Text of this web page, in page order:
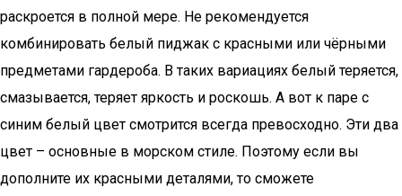
раскроется в полной мере. Не рекомендуется
комбинировать белый пиджак с красными или чёрными
предметами гардероба. В таких вариациях белый теряется,
смазывается, теряет яркость и роскошь. А вот к паре с
синим белый цвет смотрится всегда превосходно. Эти два
цвет – основные в морском стиле. Поэтому если вы
дополните их красными деталями, то сможете